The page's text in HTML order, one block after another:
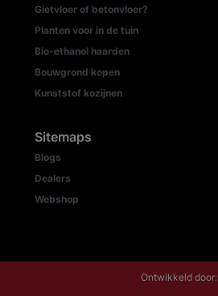
Gietvloer of betonvloer?
Planten voor in de tuin
Bio-ethanol haarden
Bouwgrond kopen
Kunststof kozijnen
Sitemaps
Blogs
Dealers
Webshop
Ontwikkeld door: